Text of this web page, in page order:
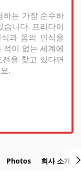
하는 가장 순수하
니다. 프리다이
과 몸의 인식을
이 없는 세계에
을 찾고 있다면
.
Photos 회사 소개